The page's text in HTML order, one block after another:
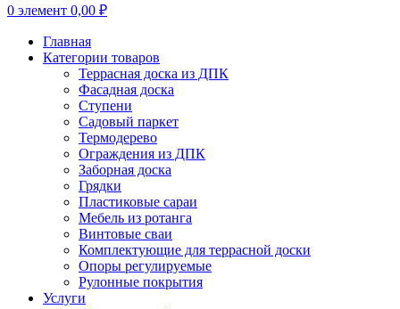
0 элемент 0,00 ₽
Главная
Категории товаров
Террасная доска из ДПК
Фасадная доска
Ступени
Садовый паркет
Термодерево
Ограждения из ДПК
Заборная доска
Грядки
Пластиковые сараи
Мебель из ротанга
Винтовые сваи
Комплектующие для террасной доски
Опоры регулируемые
Рулонные покрытия
Услуги